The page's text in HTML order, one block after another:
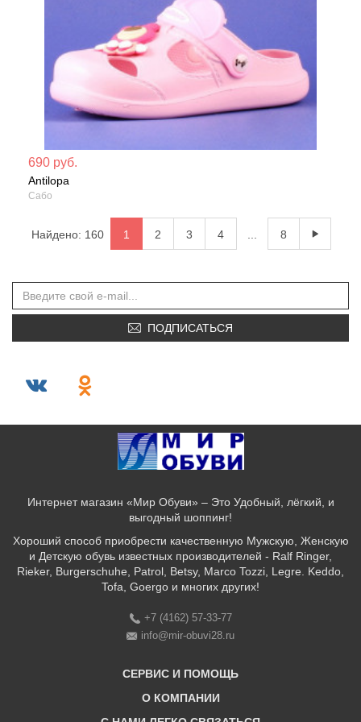
690 руб.
Antilopa
Сабо
Найдено: 160 1 2 3 4 8
ПОДПИСАТЬСЯ
Интернет магазин «Мир Обуви» – Это Удобный, лёгкий, и
выгодный шоппинг!
Хороший способ приобрести качественную Мужскую, Женскую
и Детскую обувь известных производителей - Ralf Ringer,
Rieker, Burgerschuhe, Patrol, Betsy, Marco Tozzi, Legre. Keddo,
Tofa, Goergo и многих других!
+7 (4162) 57-33-77
info@mir-obuvi28.ru
СЕРВИС И ПОМОЩЬ
О КОМПАНИИ